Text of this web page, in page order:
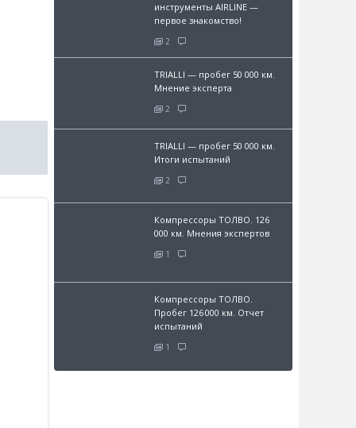
инструменты AIRLINE —
первое знакомство!
2
TRIALLI — пробег 50 000 км.
Мнение эксперта
2
TRIALLI — пробег 50 000 км.
Итоги испытаний
2
Компрессоры ТОЛВО. 126
000 км. Мнения экспертов
1
Компрессоры ТОЛВО.
Пробег 126 000 км. Отчет
испытаний
1